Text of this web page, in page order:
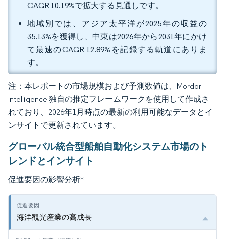
CAGR 10.19%で拡大する見通しです。
地域別では、アジア太平洋が2025年の収益の
35.13%を獲得し、中東は2026年から2031年にかけ
て最速のCAGR 12.89%を記録する軌道にありま
す。
注：本レポートの市場規模および予測数値は、Mordor
Intelligence 独自の推定フレームワークを使用して作成さ
れており、2026年1月時点の最新の利用可能なデータとイ
ンサイトで更新されています。
グローバル統合型船舶自動化システム市場のト
レンドとインサイト
促進要因の影響分析*
海洋観光産業の高成長